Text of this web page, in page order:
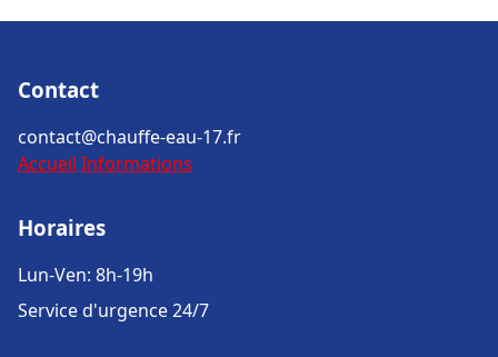
Contact
contact@chauffe-eau-17.fr
Accueil Informations
Horaires
Lun-Ven: 8h-19h
Service d'urgence 24/7